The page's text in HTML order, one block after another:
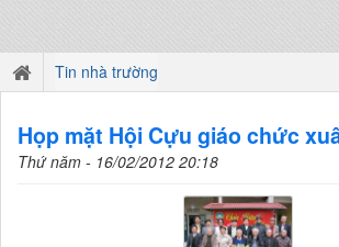
Tin nhà trường
Họp mặt Hội Cựu giáo chức
Thứ năm - 16/02/2012 20:18